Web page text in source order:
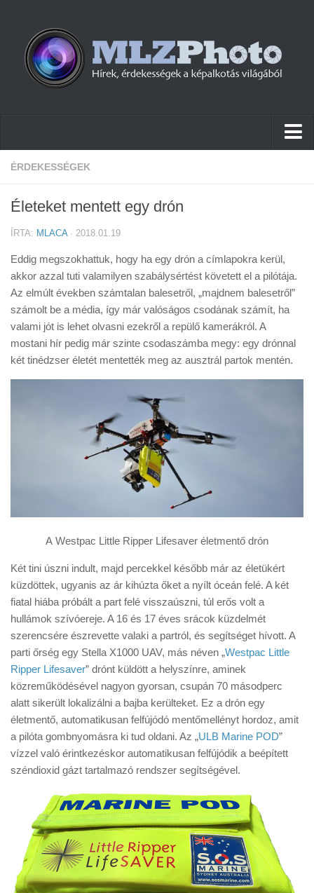
Hírek
Cikkek
Firmware
Tudástár
Érdekességek
ÉRDEKESSÉGEK
Életeket mentett egy drón
ÍRTA: MLACA· 2018.01.19
Eddig megszokhattuk, hogy ha egy drón a címlapokra kerül,
akkor azzal tuti valamilyen szabálysértést követett el a pilótája.
Az elmúlt években számtalan balesetről, „majdnem balesetről”
számolt be a média, így már valóságos csodának számít, ha
valami jót is lehet olvasni ezekről a repülő kamerákról. A
mostani hír pedig már szinte csodaszámba megy: egy drónnal
két tinédzser életét mentették meg az ausztrál partok mentén.
A Westpac Little Ripper Lifesaver életmentő drón
Két tini úszni indult, majd percekkel később már az életükért
küzdöttek, ugyanis az ár kihúzta őket a nyílt óceán felé. A két
fiatal hiába próbált a part felé visszaúszni, túl erős volt a
hullámok szívóereje. A 16 és 17 éves srácok küzdelmét
szerencsére észrevette valaki a partról, és segítséget hívott. A
parti őrség egy Stella X1000 UAV, más néven „Westpac Little
Ripper Lifesaver” drónt küldött a helyszínre, aminek
közreműködésével nagyon gyorsan, csupán 70 másodperc
alatt sikerült lokalizálni a bajba kerülteket. Ez a drón egy
életmentő, automatikusan felfújódó mentőmellényt hordoz, amit
a pilóta gombnyomásra ki tud oldani. Az „ULB Marine POD”
vízzel való érintkezéskor automatikusan felfújódik a beépített
széndioxid gázt tartalmazó rendszer segítségével.